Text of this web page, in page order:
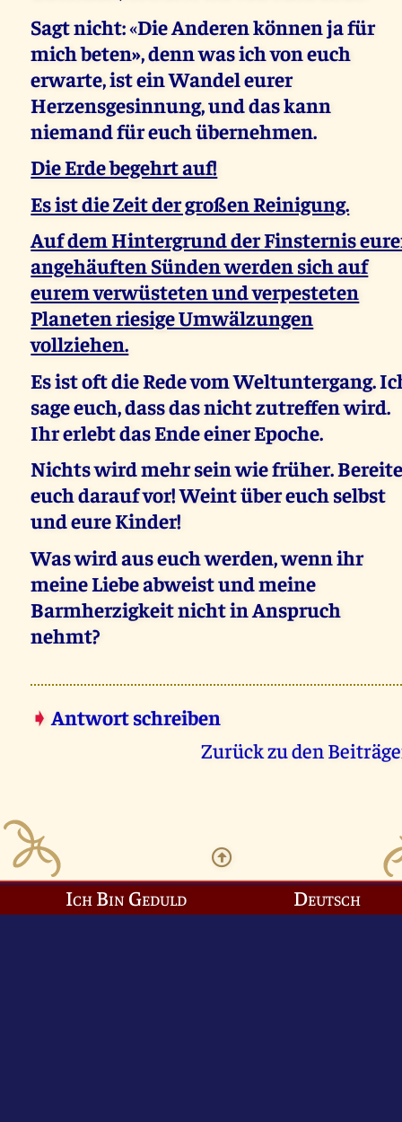
Sagt nicht:«Die Anderen können ja für
mich beten», denn was ich von euch
erwarte, ist ein Wandel eurer
Herzensgesinnung, und das kann
niemand für euch übernehmen.
Die Erde begehrt auf!
Es ist die Zeit der großen Reinigung.
Auf dem Hintergrund der Finsternis
angehäuften Sünden werden sich auf
eurem verwüsteten und verpesteten
Planeten riesige Umwälzungen
vollziehen.
Es ist oft die Rede vom Weltuntergang.
sage euch, dass das nicht zutreffen wird.
Ihr erlebt das Ende einer Epoche.
Nichts wird mehr sein wie früher.
euch darauf vor! Weint über euch selbst
und eure Kinder!
Was wird aus euch werden, wenn ihr
meine Liebe abweist und meine
Barmherzigkeit nicht in Anspruch
nehmt?
➧ Antwort schreiben
Zurück zu den
Ich Bin Geduld Deutsch